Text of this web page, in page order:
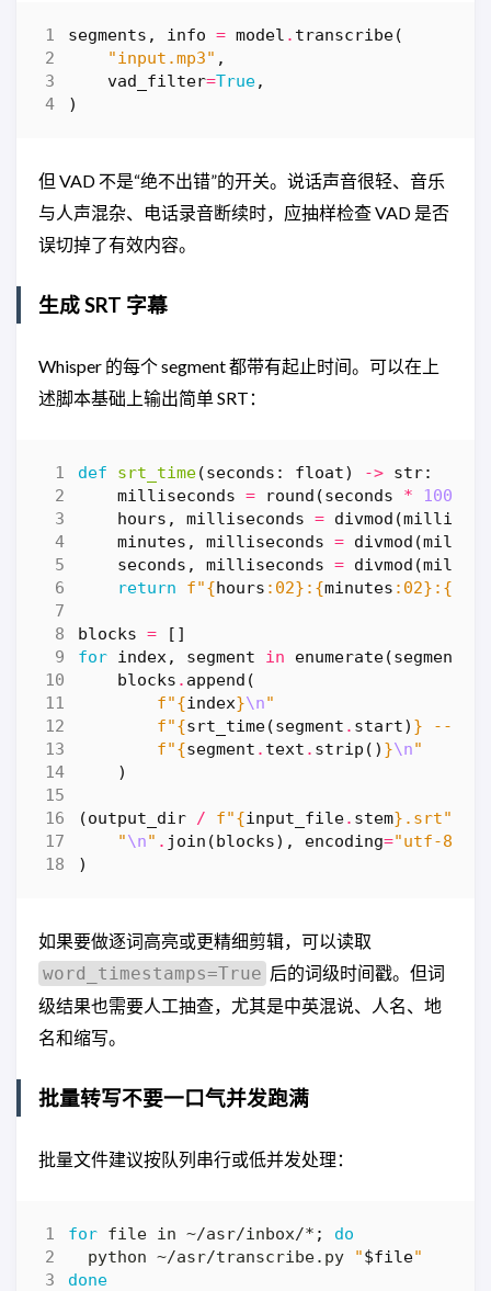
segments , info = model . transcribe(
"input.mp3" ,
vad_filter=True,
)
但 VAD 不是“绝不出错”的开关。说话声音很轻、音乐
与人声混杂、电话录音断续时，应抽样检查 VAD 是否
误切掉了有效内容。
生成 SRT 字幕
Whisper 的每个 segment 都带有起止时间。可以在上
述脚本基础上输出简单 SRT：
def srt_time(seconds : float) -> str:
milliseconds = round (seconds * 1000
hours , milliseconds = divmod (
minutes , milliseconds = divmod (
seconds , milliseconds = divmod (
return
f"{hours : 02} : {minutes : 02} : {
blocks =
[]
for index, segment in enumerate(segments
blocks . append (
f"{index}\n"
f"{srt_time(segment . start) } -->
f"{segment . text . strip () }\n"
)
(output_dir / f"{input_file. stem} .srt"
"\n" . join (blocks), encoding="utf-8"
)
如果要做逐词高亮或更精细剪辑，可以读取
word_timestamps=True 后的词级时间戳。但词
级结果也需要人工抽查，尤其是中英混说、人名、地
名和缩写。
批量转写不要一口气并发跑满
批量文件建议按队列串行或低并发处理：
for file in ~/asr/inbox/* ;
do
  python ~/asr/transcribe.py
"$file"
done